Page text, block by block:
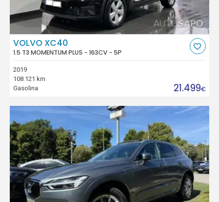
VOLVO XC40
1.5 T3 MOMENTUM PLUS - 163CV - 5P
2019
108.121 km
Gasolina
21.499€